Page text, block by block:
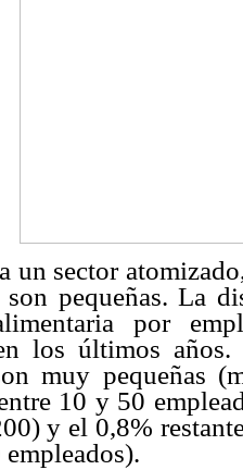
un sector
pequeñas. La
por
los últimos
muy pequeñas
10 y 50
y el 0,8%